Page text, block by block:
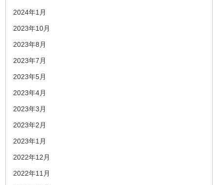
2024年1月
2023年10月
2023年8月
2023年7月
2023年5月
2023年4月
2023年3月
2023年2月
2023年1月
2022年12月
2022年11月